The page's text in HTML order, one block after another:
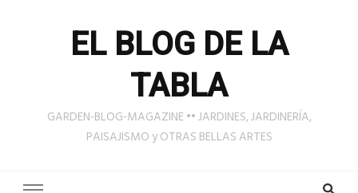
EL BLOG DE LA
TABLA
GARDEN-BLOG-MAGAZINE •• JARDINES, JARDINERÍA,
PAISAJISMO y OTRAS BELLAS ARTES